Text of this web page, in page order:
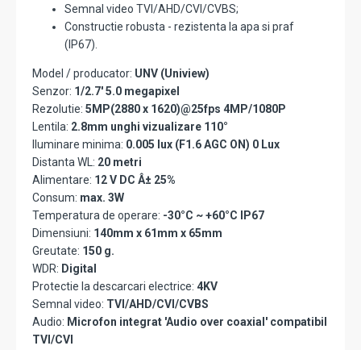
Semnal video TVI/AHD/CVI/CVBS;
Constructie robusta - rezistenta la apa si praf
(IP67).
Model / producator: UNV (Uniview)
Senzor: 1/2.7' 5.0 megapixel
Rezolutie: 5MP(2880 x 1620)@25fps 4MP/1080P
Lentila: 2.8mm unghi vizualizare 110°
Iluminare minima: 0.005 lux (F1.6 AGC ON) 0 Lux
Distanta WL: 20 metri
Alimentare: 12 V DC Â± 25%
Consum: max. 3W
Temperatura de operare: -30°C ~ +60°C IP67
Dimensiuni: 140mm x 61mm x 65mm
Greutate: 150 g.
WDR: Digital
Protectie la descarcari electrice: 4KV
Semnal video: TVI/AHD/CVI/CVBS
Audio: Microfon integrat 'Audio over coaxial' compatibil
TVI/CVI